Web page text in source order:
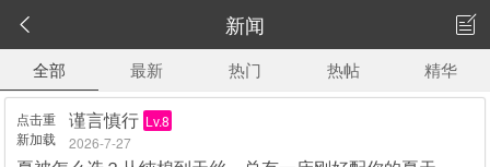
 新闻

全部
最新 热门 热帖 精华
点击重
新加载
谨言慎行 Lv.8
2026-7-27